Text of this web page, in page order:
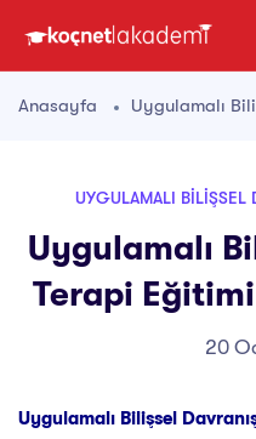
Anasayfa Uygulamalı
UYGULAMALI BILIŞSEL
Uygulamalı
Terapi Eğitimi
20
Uygulamalı Bilişsel